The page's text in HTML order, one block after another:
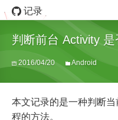
记录
判断前台 Activity
2016/04/20 Android
本文记录的是一种判断
程的方法。